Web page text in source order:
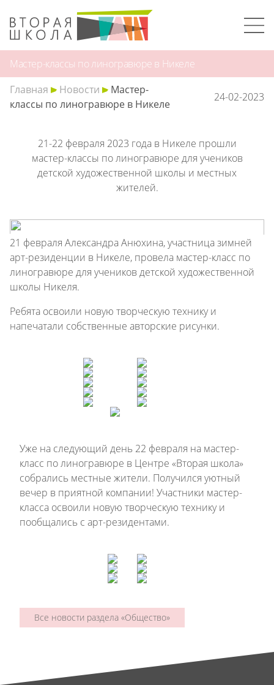
Мастер-классы по линогравюре в Никеле
Главная
Новости
Мастер-
классы по линогравюре в Никеле
24-02-2023
21-22 февраля 2023 года в Никеле прошли
мастер-классы по линогравюре для учеников
детской художественной школы и местных
жителей.
21 февраля Александра Анюхина, участница зимней
арт-резиденции в Никеле, провела мастер-класс по
линогравюре для учеников детской художественной
школы Никеля.
Ребята освоили новую творческую технику и
напечатали собственные авторские рисунки.
Уже на следующий день 22 февраля на мастер-
класс по линогравюре в Центре «Вторая школа»
собрались местные жители. Получился уютный
вечер в приятной компании! Участники мастер-
класса освоили новую творческую технику и
пообщались с арт-резидентами.
Все новости раздела «Общество»